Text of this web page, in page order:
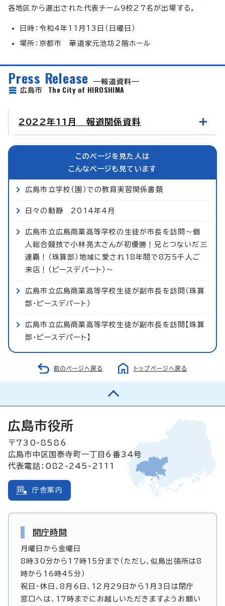
各地区から選出された代表チーム9校27名が出場する。
日時：令和4年11月13日（日曜日）
場所：京都市 華道家元池坊2階ホール
Press Release
報道資料
広島市 The City of HIROSHIMA
2022年11月 報道関係資料
このページを見た人は
こんなページも見ています
広島市立学校（園）での教育実習関係書類
日々の動静 2014年4月
広島市立広島商業高等学校の生徒が市長を訪問～個
人総合競技で小林亮太さんが初優勝！兄とつないだ三
連覇！（珠算部）地域に愛され18年間で8万5千人ご
来店！（ピースデパート）～
広島市立広島商業高等学校生徒が副市長を訪問（珠算
部・ピースデパート）
広島市立広島商業高等学校生徒が副市長を訪問【珠算
部・ピースデパート】
前のページへ戻る トップページへ戻る
広島市役所
〒730-8586
広島市中区国泰寺町一丁目6番34号
代表電話：082-245-2111
庁舎案内
開庁時間
月曜日から金曜日
8時30分から17時15分まで（ただし、似島出張所は8
時から16時45分）
祝日・休日、8月6日、12月29日から1月3日は閉庁
窓口へは、17時までにお越しいただきますようお願い